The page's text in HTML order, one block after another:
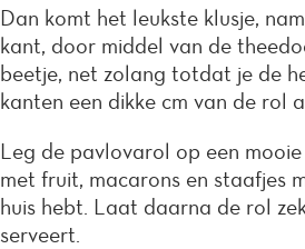
Dan komt het leukste klusje,
kant, door middel van de
beetje, net zolang totdat je de
kanten een dikke cm van de rol
Leg de pavlovarol op een
met fruit, macarons en staafjes
huis hebt. Laat daarna de rol
serveert.